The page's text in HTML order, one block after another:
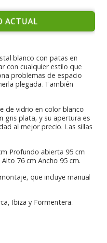
ACTUAL
blanco con patas en
con cualquier estilo que
problemas de espacio
plegada. También
de vidrio en color blanco
gris plata, y su apertura es
al mejor precio. Las sillas
Profundo abierta 95 cm
76 cm Ancho 95 cm.
que incluye manual
Ibiza y Formentera.